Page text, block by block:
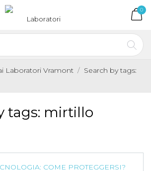
0
Laboratori Vramont
Search by tags:
tags: mirtillo